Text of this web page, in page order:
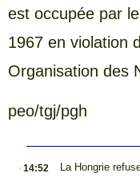
est occupée par
1967 en violation
Organisation des
peo/tgj/pgh
.14:52 La Hongrie